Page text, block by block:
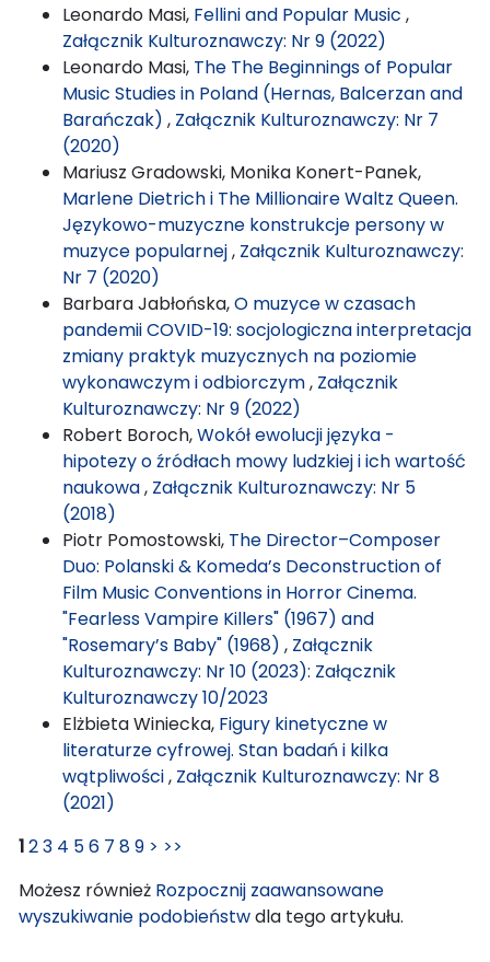
Leonardo Masi, Fellini and Popular Music ,
Załącznik Kulturoznawczy: Nr 9 (2022)
Leonardo Masi, The The Beginnings of Popular
Music Studies in Poland (Hernas, Balcerzan and
Barańczak) , Załącznik Kulturoznawczy: Nr 7
(2020)
Mariusz Gradowski, Monika Konert-Panek,
Marlene Dietrich i The Millionaire Waltz Queen.
Językowo-muzyczne konstrukcje persony w
muzyce popularnej, Załącznik Kulturoznawczy:
Nr 7 (2020)
Barbara Jabłońska,O muzyce w czasach
pandemii COVID-19: socjologiczna interpretacja
zmiany praktyk muzycznych na poziomie
wykonawczym i odbiorczym, Załącznik
Kulturoznawczy: Nr 9 (2022)
Robert Boroch,Wokół ewolucji języka -
hipotezy o źródłach mowy ludzkiej i ich wartość
naukowa, Załącznik Kulturoznawczy: Nr 5
(2018)
Piotr Pomostowski, The Director–Composer
Duo: Polanski & Komeda’s Deconstruction of
Film Music Conventions in Horror Cinema.
"Fearless Vampire Killers" (1967) and
"Rosemary’s Baby" (1968) , Załącznik
Kulturoznawczy: Nr 10 (2023): Załącznik
Kulturoznawczy 10/2023
Elżbieta Winiecka, Figury kinetyczne w
literaturze cyfrowej. Stan badań i kilka
wątpliwości, Załącznik Kulturoznawczy: Nr 8
(2021)
123 4 56 7 89 > >>
Możesz również Rozpocznij zaawansowane
wyszukiwanie podobieństwdla tego artykułu.